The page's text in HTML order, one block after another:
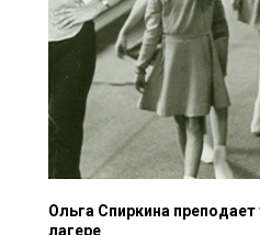
Ольга Спиркина
лагере